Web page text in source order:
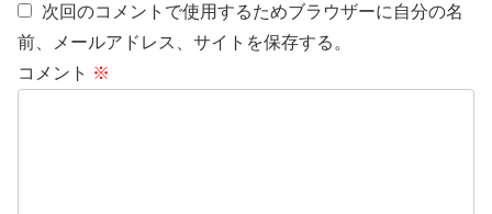
次回のコメントで使用するためブラウザーに自分の名
前、メールアドレス、サイトを保存する。
コメント ※